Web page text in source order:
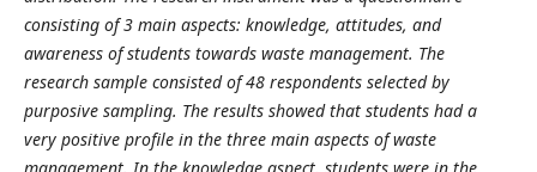
consisting of 3 main aspects: knowledge, attitudes, and
awareness of students towards waste management. The
research sample consisted of 48 respondents selected by
purposive sampling. The results showed that students had a
very positive profile in the three main aspects of waste